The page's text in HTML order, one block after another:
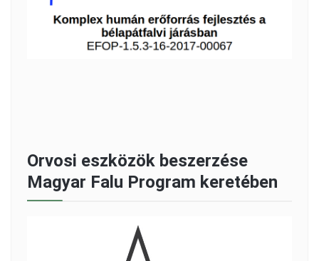
Orvosi eszközök beszerzése
Magyar Falu Program keretében